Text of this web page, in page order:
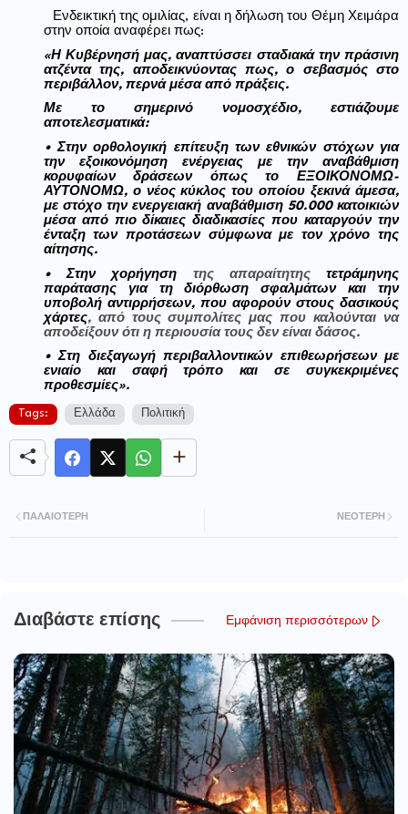
Ενδεικτική της ομιλίας, είναι η δήλωση του Θέμη Χειμάρα
στην οποία αναφέρει πως:
«Η Κυβέρνησή μας, αναπτύσσει σταδιακά την πράσινη
ατζέντα της, αποδεικνύοντας πως, ο σεβασμός στο
περιβάλλον, περνά μέσα από πράξεις.
Με το σημερινό νομοσχέδιο, εστιάζουμε
αποτελεσματικά:
• Στην ορθολογική επίτευξη των εθνικών στόχων για
την εξοικονόμηση ενέργειας με την αναβάθμιση
κορυφαίων δράσεων όπως το ΕΞΟΙΚΟΝΟΜΩ-
ΑΥΤΟΝΟΜΩ, ο νέος κύκλος του οποίου ξεκινά άμεσα,
με στόχο την ενεργειακή αναβάθμιση 50.000 κατοικιών
μέσα από πιο δίκαιες διαδικασίες που καταργούν την
ένταξη των προτάσεων σύμφωνα με τον χρόνο της
αίτησης.
•
Στην χορήγηση της απαραίτητηςτετράμηνης
παράτασης για τη διόρθωση σφαλμάτων και την
υποβολή αντιρρήσεων, που αφορούν στους δασικούς
χάρτες, από τους συμπολίτες μας που καλούνται να
αποδείξουν ότι η περιουσία τους δεν είναι δάσος.
• Στη διεξαγωγή περιβαλλοντικών επιθεωρήσεων με
ενιαίο και σαφή τρόπο και σε συγκεκριμένες
προθεσμίες».
Tags: Ελλάδα Πολιτική
ΝΕΌΤΕΡΗ
ΠΑΛΑΙΌΤΕΡΗ
Διαβάστε επίσης Εμφάνιση περισσότερων